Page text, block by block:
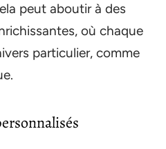
peut aboutir à des
où chaque
particulier, comme